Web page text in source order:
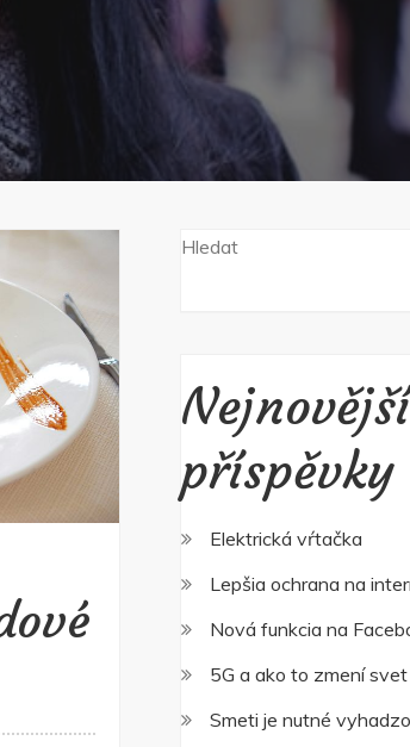
Hledat
Nejnovější
příspěvky
Elektrická vŕtačka
Lepšia ochrana na
Nová funkcia na
5G a ako to zmení svet
Smeti je nutné